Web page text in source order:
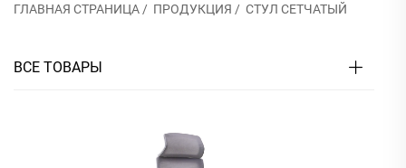
ГЛАВНАЯ СТРАНИЦА / ПРОДУКЦИЯ / СТУЛ СЕТЧАТЫЙ
ВСЕ ТОВАРЫ